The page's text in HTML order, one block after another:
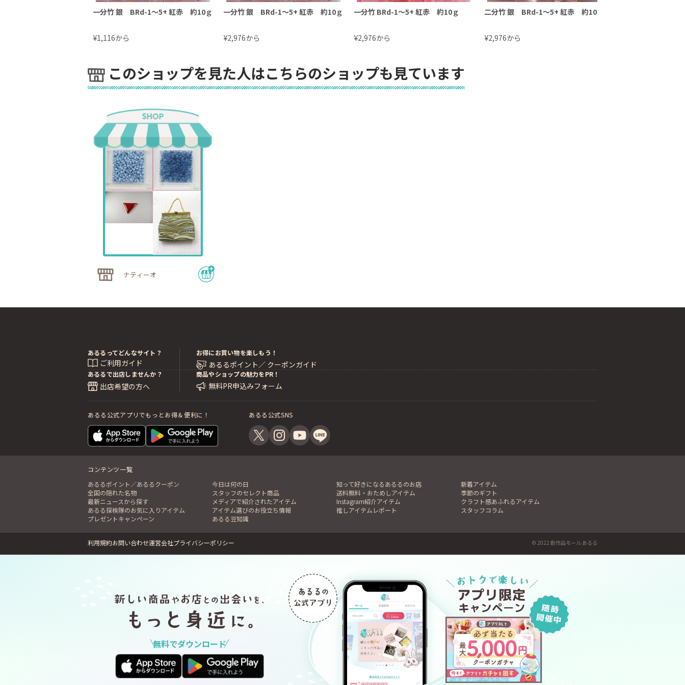
一分竹 銀 BRd-1～5+ 紅赤 約10ｇ
¥1,116から
一分竹 銀 BRd-1〜5+ 紅赤 約10ｇ
¥2,976から
一分竹 BRd-1〜5+ 紅赤 約10ｇ
¥2,976から
二分竹 銀 BRd-1〜5+ 紅赤 約10ｇ
¥2,976から
このショップを見た人はこちらのショップも見ています
ナティーオ
あるるってどんなサイト？
ご利用ガイド
お得にお買い物を楽しもう！
あるるポイント／ クーポンガイド
あるるで出店しませんか？
出店希望の方へ
商品やショップの魅力をPR！
無料PR申込みフォーム
あるる公式アプリでもっとお得＆便利に！ あるる公式SNS
コンテンツ一覧
あるるポイント／あるるクーポン
今日は何の日 知って好きになるあるるのお店
新着アイテム
全国の隠れた名物
スタッフのセレクト商品 送料無料・おためしアイテム
季節のギフト
最新ニュースから探す
メディアで紹介されたアイテム Instagram紹介アイテム
クラフト感あふれるアイテム
あるる探検隊のお気に入りアイテム
アイテム選びのお役立ち情報 推しアイテムレポート
スタッフコラム
プレゼントキャンペーン
あるる豆知識
利用規約お問い合わせ運営会社プライバシーポリシー © 2022 創作品モール あるる
無料でダウンロード